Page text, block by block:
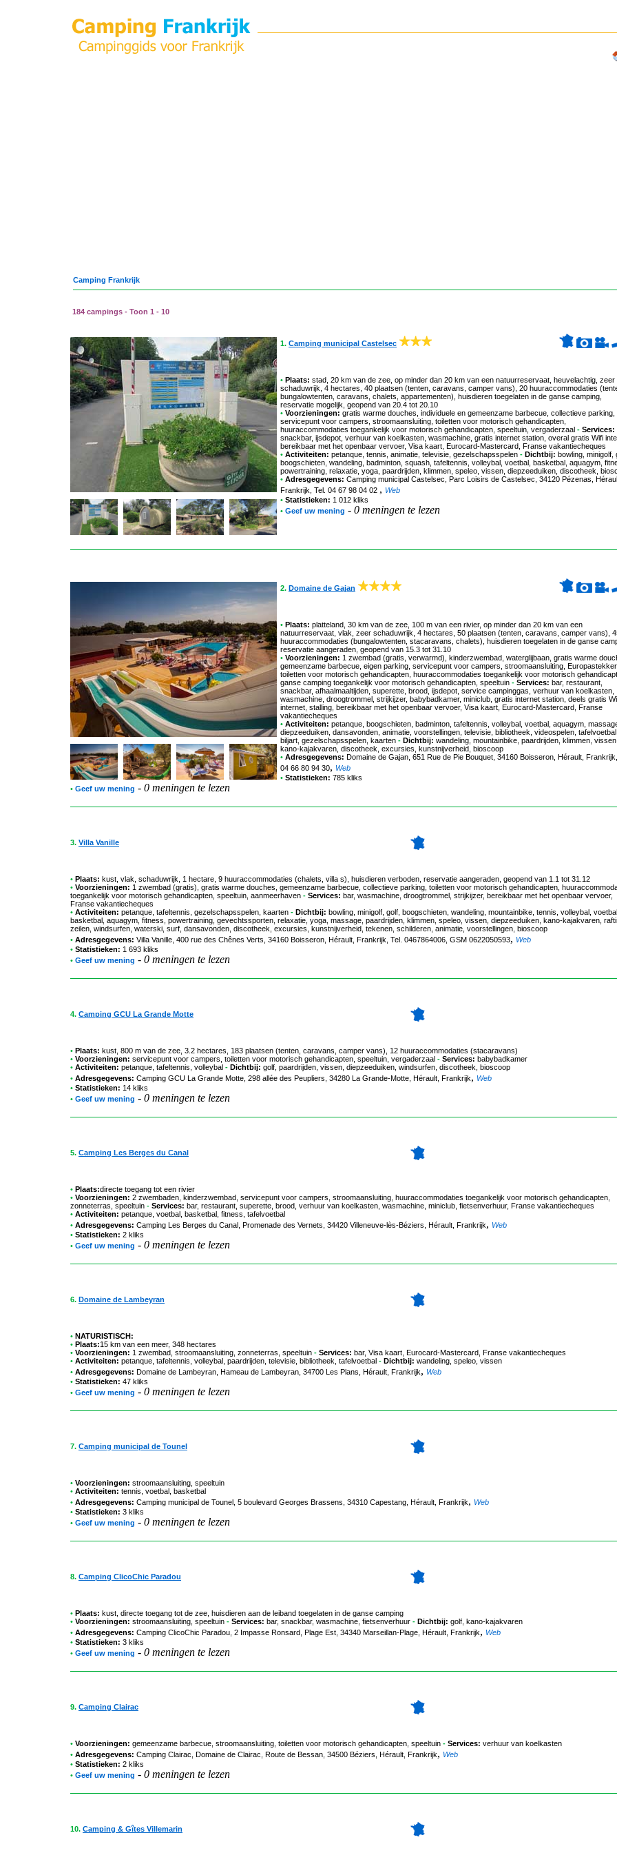
Camping Frankrijk
184 campings - Toon 1 - 10
1. Camping municipal Castelsec
• Plaats: stad, 20 km van de zee, op minder dan 20 km van een natuurreservaat, heuvelachtig, zeer
schaduwrijk, 4 hectares, 40 plaatsen (tenten, caravans, camper vans), 20 huuraccommodaties
bungalowtenten, caravans, chalets, appartementen), huisdieren toegelaten in de ganse camping,
reservatie mogelijk, geopend van 20.4 tot 20.10
• Voorzieningen: gratis warme douches, individuele en gemeenzame barbecue, collectieve parking,
servicepunt voor campers, stroomaansluiting, toiletten voor motorisch gehandicapten,
huuraccommodaties toegankelijk voor motorisch gehandicapten, speeltuin, vergaderzaal - Services:
snackbar, ijsdepot, verhuur van koelkasten, wasmachine, gratis internet station, overal gratis Wifi
bereikbaar met het openbaar vervoer, Visa kaart, Eurocard-Mastercard, Franse vakantiecheques
• Activiteiten: petanque, tennis, animatie, televisie, gezelschapsspelen - Dichtbij: bowling, minigolf,
boogschieten, wandeling, badminton, squash, tafeltennis, volleybal, voetbal, basketbal, aquagym,
powertraining, relaxatie, yoga, paardrijden, klimmen, speleo, vissen, diepzeeduiken, discotheek,
• Adresgegevens: Camping municipal Castelsec , Parc Loisirs de Castelsec, 34120 Pézenas,
Frankrijk, Tel. 04 67 98 04 02 , Web
• Statistieken: 1 012 kliks
• Geef uw mening - 0 meningen te lezen
2. Domaine de Gajan
• Plaats: platteland, 30 km van de zee, 100 m van een rivier, op minder dan 20 km van een
natuurreservaat, vlak, zeer schaduwrijk, 4 hectares, 50 plaatsen (tenten, caravans, camper vans),
huuraccommodaties (bungalowtenten, stacaravans, chalets), huisdieren toegelaten in de ganse
reservatie aangeraden, geopend van 15.3 tot 31.10
• Voorzieningen: 1 zwembad (gratis, verwarmd), kinderzwembad, waterglijbaan, gratis warme
gemeenzame barbecue, eigen parking, servicepunt voor campers, stroomaansluiting, Europastekker,
toiletten voor motorisch gehandicapten, huuraccommodaties toegankelijk voor motorisch
ganse camping toegankelijk voor motorisch gehandicapten, speeltuin - Services: bar, restaurant,
snackbar, afhaalmaaltijden, superette, brood, ijsdepot, service campinggas, verhuur van koelkasten,
wasmachine, droogtrommel, strijkijzer, babybadkamer, miniclub, gratis internet station, deels gratis
internet, stalling, bereikbaar met het openbaar vervoer, Visa kaart, Eurocard-Mastercard, Franse
vakantiecheques
• Activiteiten: petanque, boogschieten, badminton, tafeltennis, volleybal, voetbal, aquagym,
diepzeeduiken, dansavonden, animatie, voorstellingen, televisie, bibliotheek, videospelen, tafelvoetbal,
biljart, gezelschapsspelen, kaarten - Dichtbij: wandeling, mountainbike, paardrijden, klimmen, vissen,
kano-kajakvaren, discotheek, excursies, kunstnijverheid, bioscoop
• Adresgegevens: Domaine de Gajan , 651 Rue de Pie Bouquet, 34160 Boisseron, Hérault, Frankrijk,
04 66 80 94 30, Web
• Statistieken: 785 kliks
• Geef uw mening - 0 meningen te lezen
3. Villa Vanille
• Plaats: kust, vlak, schaduwrijk, 1 hectare, 9 huuraccommodaties (chalets, villa s), huisdieren verboden, reservatie aangeraden, geopend van 1.1 tot 31.12
• Voorzieningen: 1 zwembad (gratis), gratis warme douches, gemeenzame barbecue, collectieve parking, toiletten voor motorisch gehandicapten,
toegankelijk voor motorisch gehandicapten, speeltuin, aanmeerhaven - Services: bar, wasmachine, droogtrommel, strijkijzer, bereikbaar met het openbaar vervoer,
Franse vakantiecheques
• Activiteiten: petanque, tafeltennis, gezelschapsspelen, kaarten - Dichtbij: bowling, minigolf, golf, boogschieten, wandeling, mountainbike, tennis, volleybal, voetbal,
basketbal, aquagym, fitness, powertraining, gevechtssporten, relaxatie, yoga, massage, paardrijden, klimmen, speleo, vissen, diepzeeduiken, kano-kajakvaren,
zeilen, windsurfen, waterski, surf, dansavonden, discotheek, excursies, kunstnijverheid, tekenen, schilderen, animatie, voorstellingen, bioscoop
• Adresgegevens: Villa Vanille , 400 rue des Chênes Verts, 34160 Boisseron, Hérault, Frankrijk, Tel. 0467864006, GSM 0622050593, Web
• Statistieken: 1 693 kliks
• Geef uw mening - 0 meningen te lezen
4. Camping GCU La Grande Motte
• Plaats: kust, 800 m van de zee, 3.2 hectares, 183 plaatsen (tenten, caravans, camper vans), 12 huuraccommodaties (stacaravans)
• Voorzieningen: servicepunt voor campers, toiletten voor motorisch gehandicapten, speeltuin, vergaderzaal - Services: babybadkamer
• Activiteiten: petanque, tafeltennis, volleybal - Dichtbij: golf, paardrijden, vissen, diepzeeduiken, windsurfen, discotheek, bioscoop
• Adresgegevens: Camping GCU La Grande Motte , 298 allée des Peupliers, 34280 La Grande-Motte, Hérault, Frankrijk, Web
• Statistieken: 14 kliks
• Geef uw mening - 0 meningen te lezen
5. Camping Les Berges du Canal
• Plaats:directe toegang tot een rivier
• Voorzieningen: 2 zwembaden, kinderzwembad, servicepunt voor campers, stroomaansluiting, huuraccommodaties toegankelijk voor motorisch gehandicapten,
zonneterras, speeltuin - Services: bar, restaurant, superette, brood, verhuur van koelkasten, wasmachine, miniclub, fietsenverhuur, Franse vakantiecheques
• Activiteiten: petanque, voetbal, basketbal, fitness, tafelvoetbal
• Adresgegevens: Camping Les Berges du Canal , Promenade des Vernets, 34420 Villeneuve-lès-Béziers, Hérault, Frankrijk, Web
• Statistieken: 2 kliks
• Geef uw mening - 0 meningen te lezen
6. Domaine de Lambeyran
• NATURISTISCH:
• Plaats:15 km van een meer, 348 hectares
• Voorzieningen: 1 zwembad, stroomaansluiting, zonneterras, speeltuin - Services: bar, Visa kaart, Eurocard-Mastercard, Franse vakantiecheques
• Activiteiten: petanque, tafeltennis, volleybal, paardrijden, televisie, bibliotheek, tafelvoetbal - Dichtbij: wandeling, speleo, vissen
• Adresgegevens: Domaine de Lambeyran , Hameau de Lambeyran, 34700 Les Plans, Hérault, Frankrijk, Web
• Statistieken: 47 kliks
• Geef uw mening - 0 meningen te lezen
7. Camping municipal de Tounel
• Voorzieningen: stroomaansluiting, speeltuin
• Activiteiten: tennis, voetbal, basketbal
• Adresgegevens: Camping municipal de Tounel , 5 boulevard Georges Brassens, 34310 Capestang, Hérault, Frankrijk, Web
• Statistieken: 3 kliks
• Geef uw mening - 0 meningen te lezen
8. Camping ClicoChic Paradou
• Plaats: kust, directe toegang tot de zee, huisdieren aan de leiband toegelaten in de ganse camping
• Voorzieningen: stroomaansluiting, speeltuin - Services: bar, snackbar, wasmachine, fietsenverhuur - Dichtbij: golf, kano-kajakvaren
• Adresgegevens: Camping ClicoChic Paradou , 2 Impasse Ronsard, Plage Est, 34340 Marseillan-Plage, Hérault, Frankrijk, Web
• Statistieken: 3 kliks
• Geef uw mening - 0 meningen te lezen
9. Camping Clairac
• Voorzieningen: gemeenzame barbecue, stroomaansluiting, toiletten voor motorisch gehandicapten, speeltuin - Services: verhuur van koelkasten
• Adresgegevens: Camping Clairac , Domaine de Clairac, Route de Bessan, 34500 Béziers, Hérault, Frankrijk, Web
• Statistieken: 2 kliks
• Geef uw mening - 0 meningen te lezen
10. Camping & Gîtes Villemarin